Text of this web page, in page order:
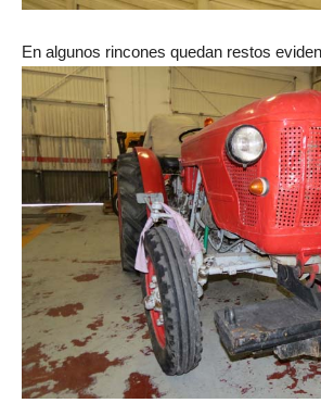
En algunos rincones quedan restos